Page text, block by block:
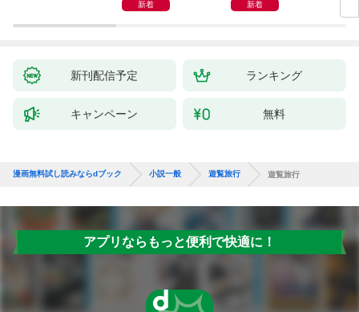
新着 新着
新刊配信予定 ランキング
キャンペーン 無料
漫画無料試し読みならdブック 小説一般 遊覧旅行 遊覧旅行
アプリならもっと便利で快適に！